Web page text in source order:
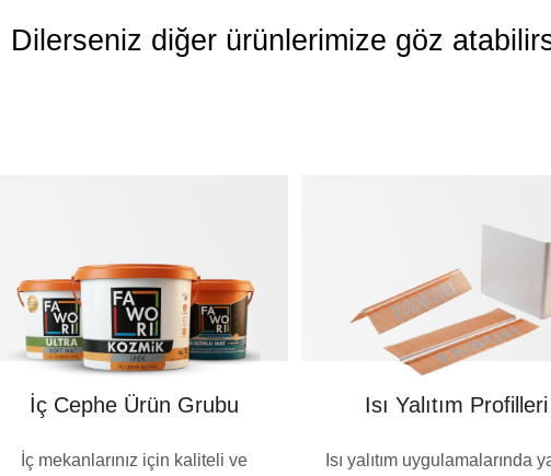
Dilerseniz diğer ürünlerimize göz
İç Cephe Ürün Grubu
İç mekanlarınız için kaliteli ve
Isı Yalıtım Profilleri
Isı yalıtım uygulamalarında